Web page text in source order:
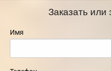
Заказать или
Имя